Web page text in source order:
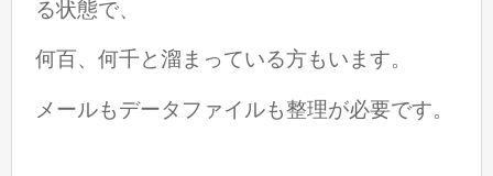
る状態で、
何百、何千と溜まっている方もいます。
メールもデータファイルも整理が必要です。